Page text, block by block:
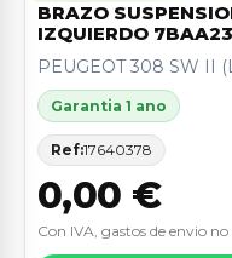
BRAZO
IZQUIERDO
PEUGEOT 308 SW II
Garantia 1 ano
Ref:17640378
0,00 €
Con IVA, gastos de envio